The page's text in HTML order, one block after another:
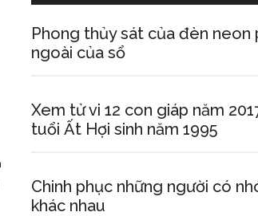
Phong thủy sát của đèn neon
ngoài của sổ
Xem tử vi 12 con giáp năm
tuổi Ất Hợi sinh năm 1995
Chinh phục những người có
khác nhau